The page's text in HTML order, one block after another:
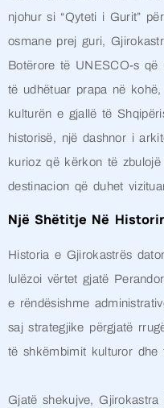
njohur si “Qyteti i Gurit”
osmane prej guri,
Botërore të UNESCO-s që
të udhëtuar prapa në
kulturën e gjallë të
historisë, një dashnor i
kurioz që kërkon të
destinacion që duhet
Një Shëtitje Në
Historia e Gjirokastrës
lulëzoi vërtet gjatë
e rëndësishme
saj strategjike përgjatë
të shkëmbimit kulturor dhe
Gjatë shekujve,